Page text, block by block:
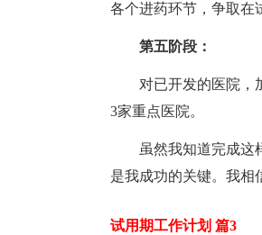
各个进药环节，争取在
第五阶段：
对已开发的医院，
3家重点医院。
虽然我知道完成这
是我成功的关键。我相
试用期工作计划 篇3